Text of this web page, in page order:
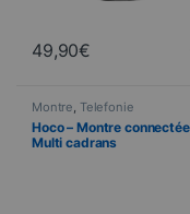
49,90€
Montre, Telefonie
Hoco – Montre
Multi cadrans